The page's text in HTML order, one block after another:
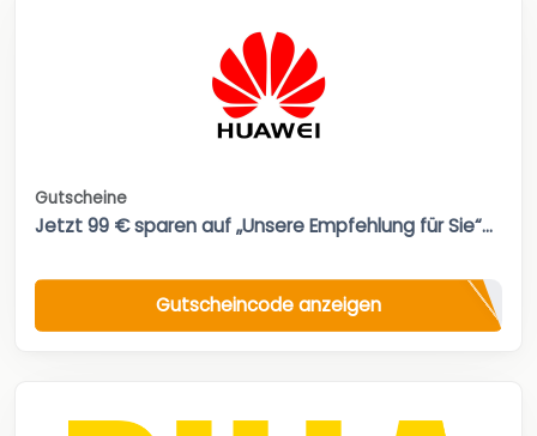
Gutscheine
Jetzt 99 € sparen auf „Unsere Empfehlung für Sie“...
Gutscheincode anzeigen